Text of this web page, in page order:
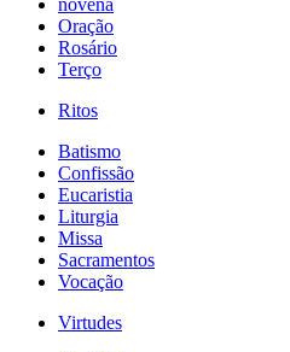
novena
Oração
Rosário
Terço
Ritos
Batismo
Confissão
Eucaristia
Liturgia
Missa
Sacramentos
Vocação
Virtudes